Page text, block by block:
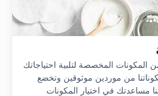
المخصصة لتلبية احتياجاتك
من موردين موثوقين وتخضع
مساعدتك في اختيار المكونات